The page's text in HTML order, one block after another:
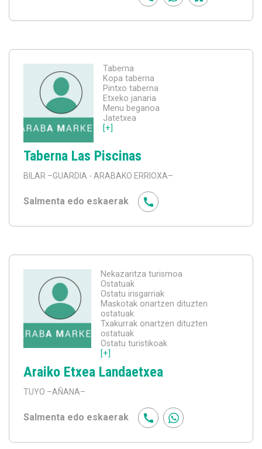
Taberna
Kopa taberna
Pintxo taberna
Etxeko janaria
Menu beganoa
Jatetxea
[+]
Taberna Las Piscinas
BILAR –GUARDIA - ARABAKO ERRIOXA–
Salmenta edo eskaerak
Nekazaritza turismoa
Ostatuak
Ostatu irisgarriak
Maskotak onartzen dituzten
ostatuak
Txakurrak onartzen dituzten
ostatuak
Ostatu turistikoak
[+]
Araiko Etxea Landaetxea
TUYO –AÑANA–
Salmenta edo eskaerak